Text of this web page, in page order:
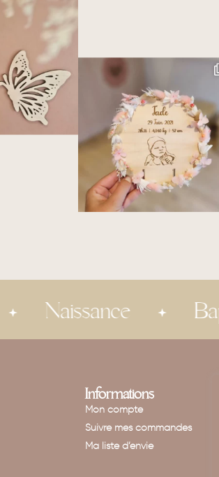
Naissance Baptême
Informations
Mon compte
Suivre mes commandes
Ma liste d’envie